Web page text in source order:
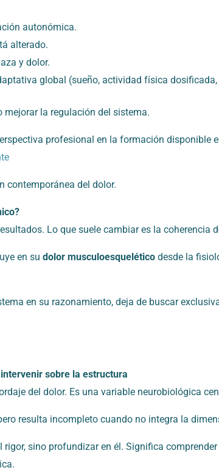
autonómica.
alterado.
y dolor.
global (sueño, actividad física
mejorar la regulación del sistema.
profesional en la formación disponible
contemporánea del dolor.
Lo que suele cambiar es la coherencia
en su dolor musculoesquelético desde la
en su razonamiento, deja de buscar
sobre la estructura
del dolor. Es una variable neurobiológica
resulta incompleto cuando no integra la
sino profundizar en él. Significa